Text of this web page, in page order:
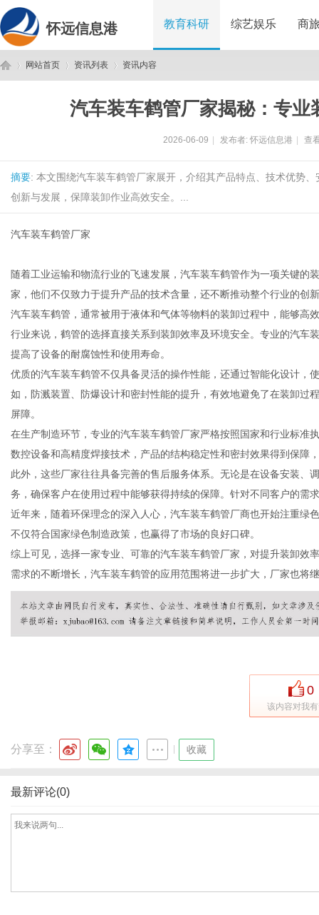
怀远信息港 教育科研 综艺娱乐 商
网站首页 资讯列表 资讯内容
汽车装车鹤管厂家揭秘：专
2026-06-09 发布者: 怀远信息港 查
摘要: 本文围绕汽车装车鹤管厂家展开，介绍其产品特点、技术优势
创新与发展，保障装卸作业高效安全。...
汽车装车鹤管厂家
随着工业运输和物流行业的飞速发展，汽车装车鹤管作为一项关键的
家，他们不仅致力于提升产品的技术含量，还不断推动整个行业的创
汽车装车鹤管，通常被用于液体和气体等物料的装卸过程中，能够高
行业来说，鹤管的选择直接关系到装卸效率及环境安全。专业的汽车
提高了设备的耐腐蚀性和使用寿命。
优质的汽车装车鹤管不仅具备灵活的操作性能，还通过智能化设计，
如，防溅装置、防爆设计和密封性能的提升，有效地避免了在装卸过
屏障。
在生产制造环节，专业的汽车装车鹤管厂家严格按照国家和行业标准
数控设备和高精度焊接技术，产品的结构稳定性和密封效果得到保障
此外，这些厂家往往具备完善的售后服务体系。无论是在设备安装、
务，确保客户在使用过程中能够获得持续的保障。针对不同客户的需
近年来，随着环保理念的深入人心，汽车装车鹤管厂商也开始注重绿
不仅符合国家绿色制造政策，也赢得了市场的良好口碑。
综上可见，选择一家专业、可靠的汽车装车鹤管厂家，对提升装卸效
需求的不断增长，汽车装车鹤管的应用范围将进一步扩大，厂家也将
0
该内容对我
分享至： 收藏
最新评论(0)